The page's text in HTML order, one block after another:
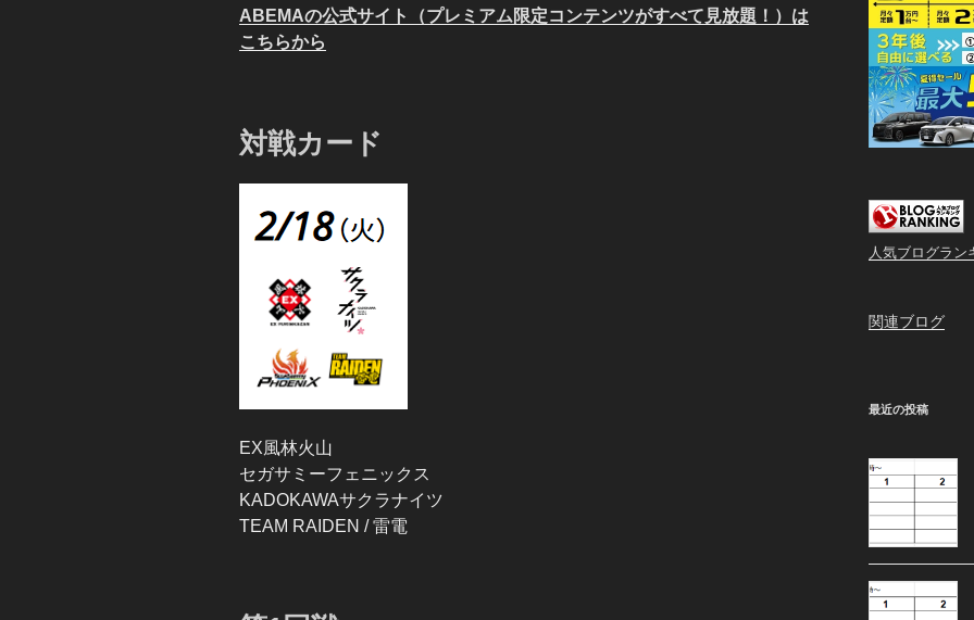
ABEMAの公式サイト（プレミアム限定コンテンツがすべて見放題！）は
こちらから
対戦カード
EX風林火山
セガサミーフェニックス
KADOKAWAサクラナイツ
TEAM RAIDEN / 雷電
人気ブログラン
関連ブログ
最近の投稿